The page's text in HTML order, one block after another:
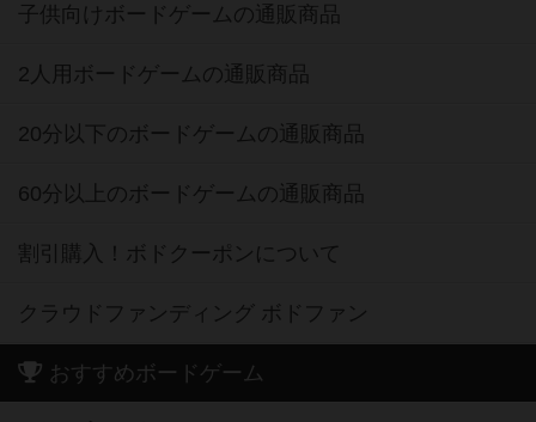
子供向けボードゲームの通販商品
2人用ボードゲームの通販商品
20分以下のボードゲームの通販商品
60分以上のボードゲームの通販商品
割引購入！ボドクーポンについて
クラウドファンディング ボドファン
おすすめボードゲーム